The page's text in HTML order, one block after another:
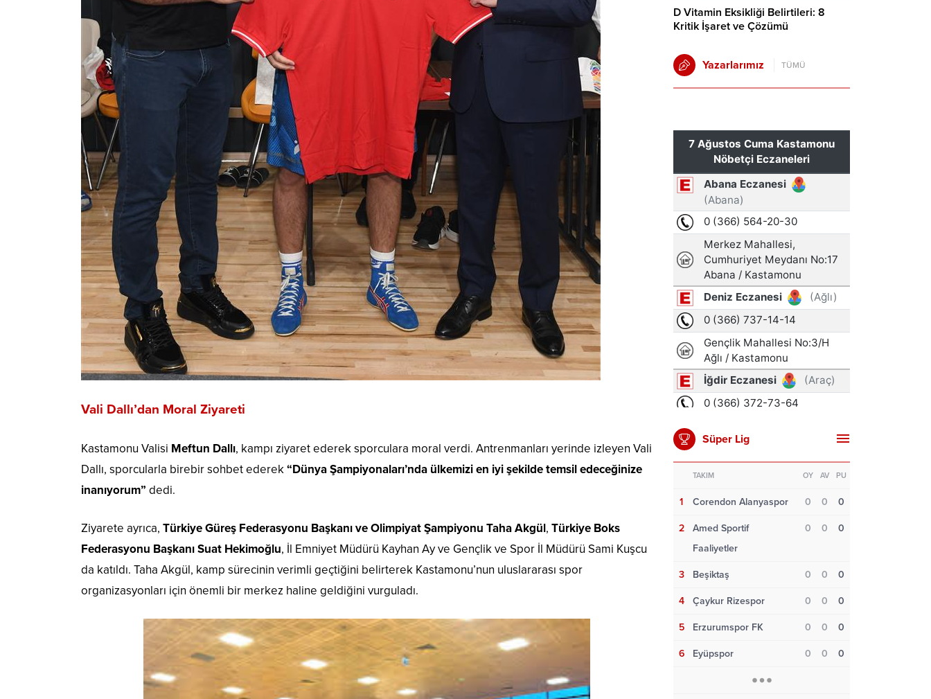
Vali Dallı’dan Moral Ziyareti
Kastamonu Valisi Meftun Dallı, kampı ziyaret ederek sporculara moral verdi. Antrenmanları yerinde izleyen Vali
Dallı, sporcularla birebir sohbet ederek“Dünya Şampiyonaları’nda ülkemizi en iyi şekilde temsil edeceğinize
inanıyorum” dedi.
Ziyarete ayrıca, Türkiye Güreş Federasyonu Başkanı ve Olimpiyat Şampiyonu Taha Akgül, Türkiye Boks
Federasyonu Başkanı Suat Hekimoğlu, İl Emniyet Müdürü Kayhan Ay ve Gençlik ve Spor İl Müdürü Sami Kuşcu
da katıldı. Taha Akgül, kamp sürecinin verimli geçtiğini belirterek Kastamonu’nun uluslararası spor
organizasyonları için önemli bir merkez haline geldiğini vurguladı.
D Vitamin Eksikliği Belirtileri: 8
Kritik İşaret ve Çözümü
Yazarlarımız TÜMÜ
Süper Lig
TAKIM OY AV PU
1 Corendon Alanyaspor 0 0 0
2
Amed Sportif
Faaliyetler
0 0 0
3 Beşiktaş 0 0 0
4 Çaykur Rizespor 0 0 0
5 Erzurumspor FK 0 0 0
6 Eyüpspor 0 0 0